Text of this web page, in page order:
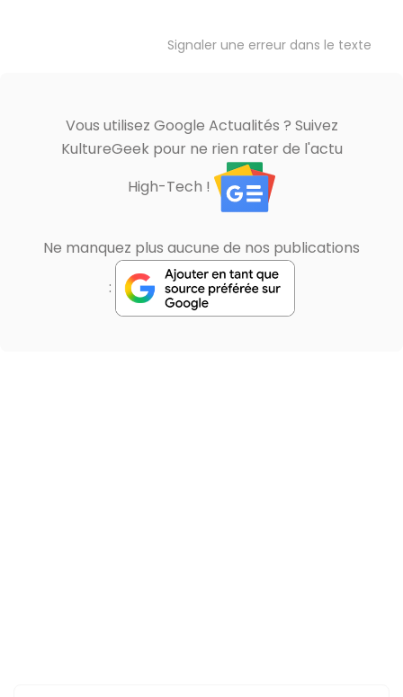
Signaler une erreur dans le texte
Vous utilisez Google Actualités ? Suivez
KultureGeek pour ne rien rater de l'actu
High-Tech !
Ne manquez plus aucune de nos publications
: